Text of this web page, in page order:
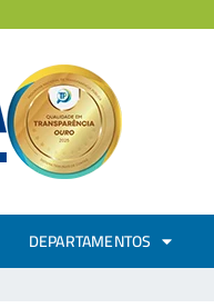
DEPARTAMENTOS